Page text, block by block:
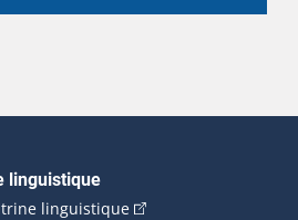
linguistique
linguistique(Cet hyperlien